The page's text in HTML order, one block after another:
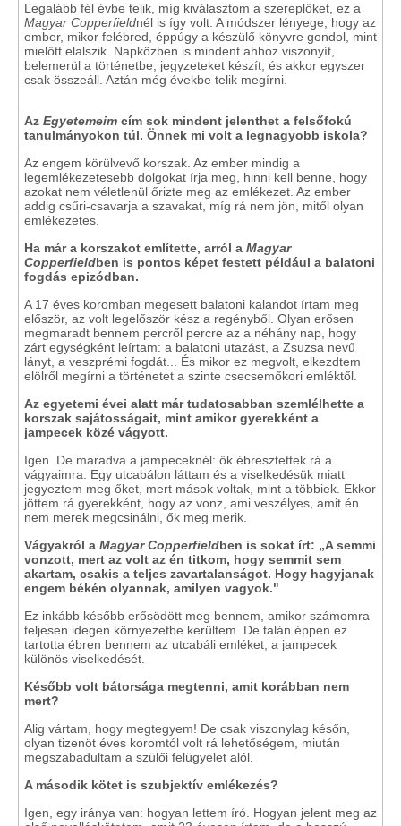
Legalább fél évbe telik, míg kiválasztom a szereplőket, ez a
Magyar Copperfieldnél is így volt. A módszer lényege, hogy az
ember, mikor felébred, éppúgy a készülő könyvre gondol, mint
mielőtt elalszik. Napközben is mindent ahhoz viszonyít,
belemerül a történetbe, jegyzeteket készít, és akkor egyszer
csak összeáll. Aztán még évekbe telik megírni.
Az Egyetemeim cím sok mindent jelenthet a felsőfokú
tanulmányokon túl. Önnek mi volt a legnagyobb iskola?
Az engem körülvevő korszak. Az ember mindig a
legemlékezetesebb dolgokat írja meg, hinni kell benne, hogy
azokat nem véletlenül őrizte meg az emlékezet. Az ember
addig csűri-csavarja a szavakat, míg rá nem jön, mitől olyan
emlékezetes.
Ha már a korszakot említette, arról a Magyar
Copperfieldben is pontos képet festett például a balatoni
fogdás epizódban.
A 17 éves koromban megesett balatoni kalandot írtam meg
először, az volt legelőször kész a regényből. Olyan erősen
megmaradt bennem percről percre az a néhány nap, hogy
zárt egységként leírtam: a balatoni utazást, a Zsuzsa nevű
lányt, a veszprémi fogdát... És mikor ez megvolt, elkezdtem
elölről megírni a történetet a szinte csecsemőkori emléktől.
Az egyetemi évei alatt már tudatosabban szemlélhette a
korszak sajátosságait, mint amikor gyerekként a
jampecek közé vágyott.
Igen. De maradva a jampeceknél: ők ébresztettek rá a
vágyaimra. Egy utcabálon láttam és a viselkedésük miatt
jegyeztem meg őket, mert mások voltak, mint a többiek. Ekkor
jöttem rá gyerekként, hogy az vonz, ami veszélyes, amit én
nem merek megcsinálni, ők meg merik.
Vágyakról a Magyar Copperfieldben is sokat írt: „A semmi
vonzott, mert az volt az én titkom, hogy semmit sem
akartam, csakis a teljes zavartalanságot. Hogy hagyjanak
engem békén olyannak, amilyen vagyok."
Ez inkább később erősödött meg bennem, amikor számomra
teljesen idegen környezetbe kerültem. De talán éppen ez
tartotta ébren bennem az utcabáli emléket, a jampecek
különös viselkedését.
Később volt bátorsága megtenni, amit korábban nem
mert?
Alig vártam, hogy megtegyem! De csak viszonylag későn,
olyan tizenöt éves koromtól volt rá lehetőségem, miután
megszabadultam a szülői felügyelet alól.
A második kötet is szubjektív emlékezés?
Igen, egy iránya van: hogyan lettem író. Hogyan jelent meg az